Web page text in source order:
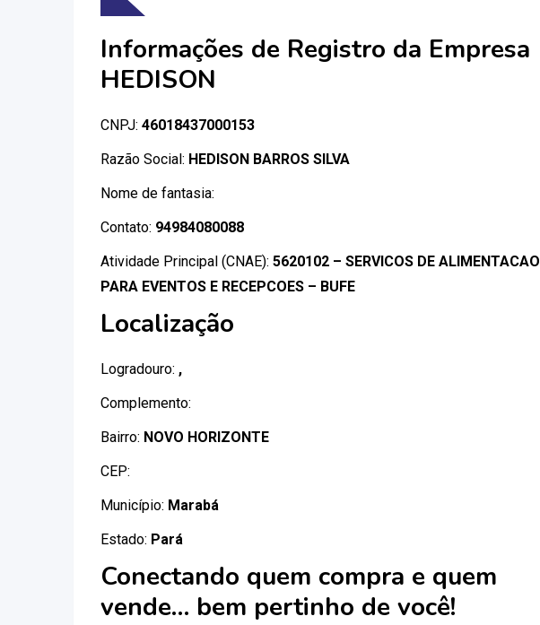
Informações de Registro da Empresa
HEDISON
CNPJ: 46018437000153
Razão Social: HEDISON BARROS SILVA
Nome de fantasia:
Contato: 94984080088
Atividade Principal (CNAE): 5620102 – SERVICOS DE ALIMENTACAO
PARA EVENTOS E RECEPCOES – BUFE
Localização
Logradouro: ,
Complemento:
Bairro: NOVO HORIZONTE
CEP:
Município: Marabá
Estado: Pará
Conectando quem compra e quem
vende… bem pertinho de você!